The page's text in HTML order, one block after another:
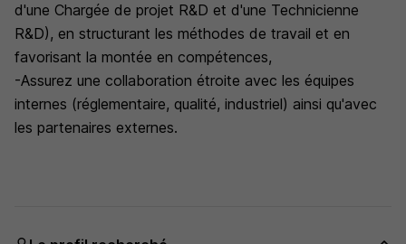
d'une Chargée de projet R&D et d'une Technicienne
R&D), en structurant les méthodes de travail et en
favorisant la montée en compétences,
-Assurez une collaboration étroite avec les équipes
internes (réglementaire, qualité, industriel) ainsi qu'avec
les partenaires externes.